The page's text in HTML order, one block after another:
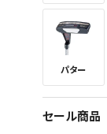
パター
セール商品